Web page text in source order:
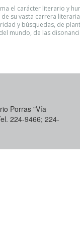
el carácter literario y
su vasta carrera
y búsquedas, de
mundo, de las
Porras "Vía
224-9466; 224-